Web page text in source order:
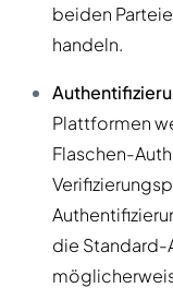
beiden
handeln.
Plattformen
Flaschen-
die